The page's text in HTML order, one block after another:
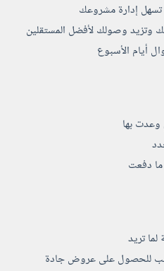
تسهل إدارة مشروعك
وتزيد وصولك لأفضل المستقلين
أيام الأسبوع
بها
دفعت
تريد
للحصول على عروض جادة